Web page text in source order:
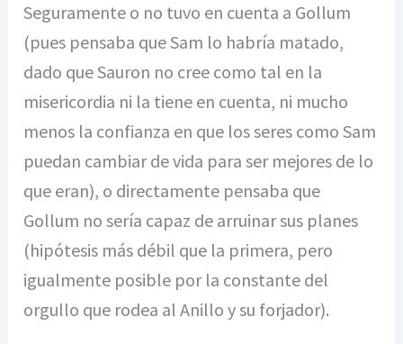
Seguramente o no tuvo en cuenta a Gollum
(pues pensaba que Sam lo habría matado,
dado que Sauron no cree como tal en la
misericordia ni la tiene en cuenta, ni mucho
menos la confianza en que los seres como Sam
puedan cambiar de vida para ser mejores de lo
que eran), o directamente pensaba que
Gollum no sería capaz de arruinar sus planes
(hipótesis más débil que la primera, pero
igualmente posible por la constante del
orgullo que rodea al Anillo y su forjador).